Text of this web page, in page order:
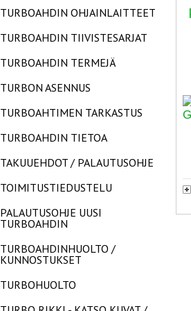
TURBOAHDIN OHJAINLAITTEET
TURBOAHDIN TIIVISTESARJAT
TURBOAHDIN TERMEJÄ
TURBON ASENNUS
TURBOAHTIMEN TARKASTUS
TURBOAHDIN TIETOA
TAKUUEHDOT / PALAUTUSOHJE
TOIMITUSTIEDUSTELU
PALAUTUSOHJE UUSI
TURBOAHDIN
TURBOAHDINHUOLTO /
KUNNOSTUKSET
TURBOHUOLTO